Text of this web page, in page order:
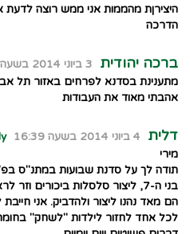
היצירןת מהממות אני ממש רוצה לדעת
הדרכה
ברכה יהודית 3 ביוני 2014 בשעה 19:17
מתענינת בסדנא לפרחים באזור תל
אהבתי מאוד את העבודות
דלית 4 ביוני 2014 בשעה 16:39
מירי
תודה לך על סדנת שבועות במתנ"ס
בני ה-7, ליצור סלסלות ביכורים וזר לראש.
הם מאד נהנו ליצור ולהדביק. אני
לכל אחד לחזור לילדות "לשחק"